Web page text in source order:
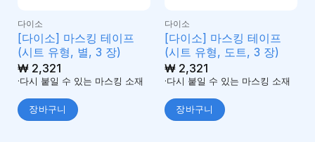
다이소
[다이소] 마스킹 테이프
(시트 유형, 별, 3 장)
₩2,321
·다시 붙일 수 있는 마스킹 소재
장바구니
다이소
[다이소] 마스킹 테이프
(시트 유형, 도트, 3 장)
₩2,321
·다시 붙일 수 있는 마스킹 소재
장바구니